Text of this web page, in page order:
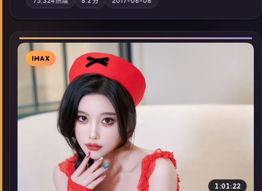
地域气质；站内亦可通过「国产免费观看高清电视剧在线看」延
展检索同类型高分佳作，畅享高清在线追剧体验。
▶
IMAX
1:01:22